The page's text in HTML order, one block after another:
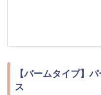
【バームタイプ】
ス